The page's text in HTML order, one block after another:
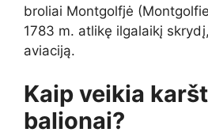
broliai Montgolfjė
1783 m. atlikę ilgalaikį
aviaciją.
Kaip veikia
balionai?